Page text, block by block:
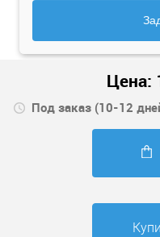
Цена:
Под заказ (10-12